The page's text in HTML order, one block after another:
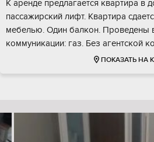
К аренде предлагается квартира в
пассажирский лифт. Квартира
мебелью. Один балкон. Проведены
коммуникации: газ. Без агентской
ПОКАЗАТЬ НА